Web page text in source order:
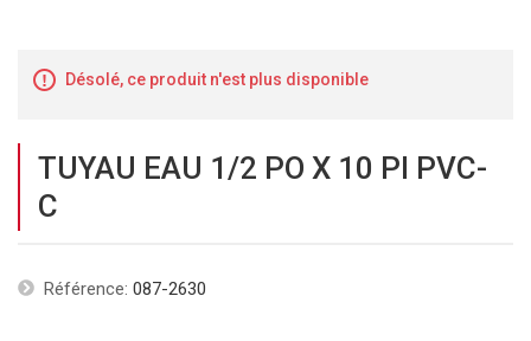
Désolé, ce produit n'est plus disponible
TUYAU EAU 1/2 PO X 10 PI PVC-
C
Référence: 087-2630